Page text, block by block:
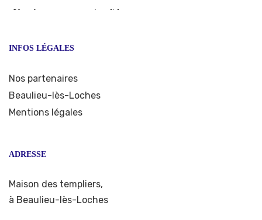
INFOS LÉGALES
Nos partenaires
Beaulieu-lès-Loches
Mentions légales
ADRESSE
Maison des templiers,
à Beaulieu-lès-Loches